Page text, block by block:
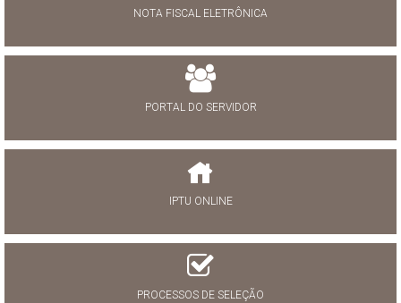
NOTA FISCAL ELETRÔNICA
PORTAL DO SERVIDOR
IPTU ONLINE
PROCESSOS DE SELEÇÃO